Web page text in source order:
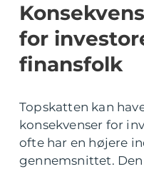
for
finansfolk
Topskatten kan
konsekvenser for
ofte har en højere
gennemsnittet.